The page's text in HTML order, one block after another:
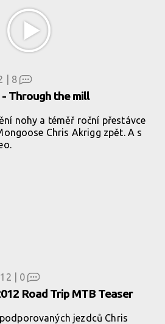
| 8
Through the mill
nohy a téměř roční přestávce
Chris Akrigg zpět. A s
| 0
Road Trip MTB Teaser
jezdců Chris